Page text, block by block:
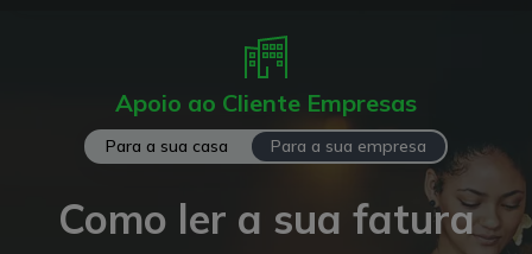
Apoio ao Cliente Empresas
Para a sua casa Para a sua empresa
Como ler a sua fatura